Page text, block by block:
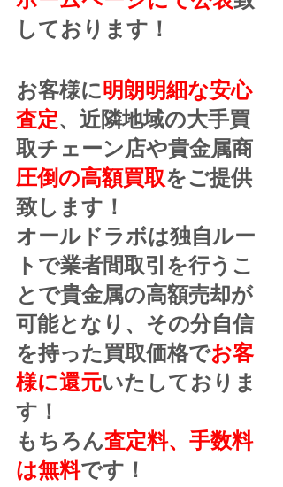
しております！
お客様に明朗明細な安心
査定、近隣地域の大手買
取チェーン店や貴金属商
圧倒の高額買取をご提供
致します！
オールドラボは独自ルー
トで業者間取引を行うこ
とで貴金属の高額売却が
可能となり、その分自信
を持った買取価格でお客
様に還元いたしておりま
す！
もちろん査定料、手数料
は無料です！